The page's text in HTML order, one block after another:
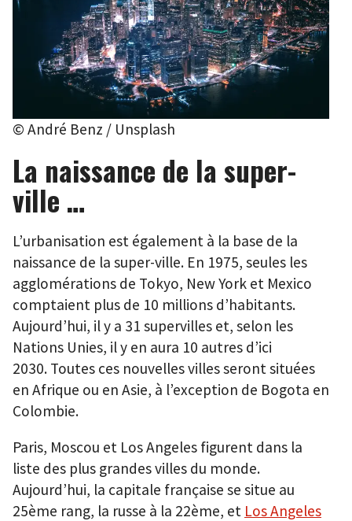
© André Benz / Unsplash
La naissance de la super-
ville …
L’urbanisation est également à la base de la
naissance de la super-ville. En 1975, seules les
agglomérations de Tokyo, New York et Mexico
comptaient plus de 10 millions d’habitants.
Aujourd’hui, il y a 31 supervilles et, selon les
Nations Unies, il y en aura 10 autres d’ici
2030. Toutes ces nouvelles villes seront situées
en Afrique ou en Asie, à l’exception de Bogota en
Colombie.
Paris, Moscou et Los Angeles figurent dans la
liste des plus grandes villes du monde.
Aujourd’hui, la capitale française se situe au
25ème rang, la russe à la 22ème, et Los Angeles